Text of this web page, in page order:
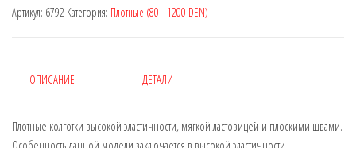
Артикул: 6792 Категория: Плотные (80 - 1200 DEN)
ОПИСАНИЕ ДЕТАЛИ
Плотные колготки высокой эластичности, мягкой ластовицей и плоскими швами.
Особенность данной модели заключается в высокой эластичности.